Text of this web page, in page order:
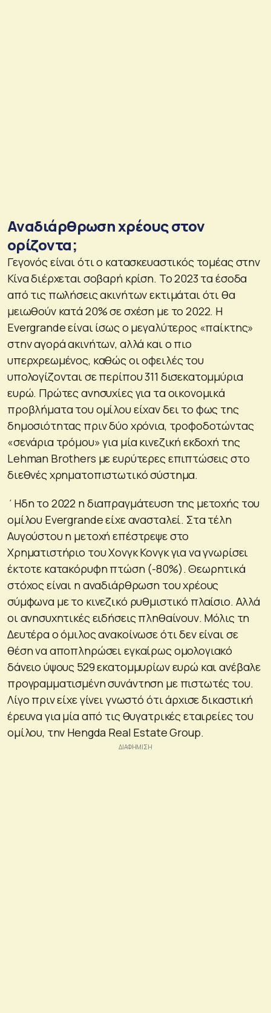
Αναδιάρθρωση χρέους στον
ορίζοντα;
Γεγονός είναι ότι ο κατασκευαστικός τομέας στην
Κίνα διέρχεται σοβαρή κρίση. Το 2023 τα έσοδα
από τις πωλήσεις ακινήτων εκτιμάται ότι θα
μειωθούν κατά 20% σε σχέση με το 2022. Η
Evergrande είναι ίσως ο μεγαλύτερος «παίκτης»
στην αγορά ακινήτων, αλλά και ο πιο
υπερχρεωμένος, καθώς οι οφειλές του
υπολογίζονται σε περίπου 311 δισεκατομμύρια
ευρώ. Πρώτες ανησυχίες για τα οικονομικά
προβλήματα του ομίλου είχαν δει το φως της
δημοσιότητας πριν δύο χρόνια, τροφοδοτώντας
«σενάρια τρόμου» για μία κινεζική εκδοχή της
Lehman Brothers με ευρύτερες επιπτώσεις στο
διεθνές χρηματοπιστωτικό σύστημα.
΄Ηδη το 2022 η διαπραγμάτευση της μετοχής του
ομίλου Evergrande είχε ανασταλεί. Στα τέλη
Αυγούστου η μετοχή επέστρεψε στο
Χρηματιστήριο του Χονγκ Κονγκ για να γνωρίσει
έκτοτε κατακόρυφη πτώση (-80%). Θεωρητικά
στόχος είναι η αναδιάρθρωση του χρέους
σύμφωνα με το κινεζικό ρυθμιστικό πλαίσιο. Αλλά
οι ανησυχητικές ειδήσεις πληθαίνουν. Μόλις τη
Δευτέρα ο όμιλος ανακοίνωσε ότι δεν είναι σε
θέση να αποπληρώσει εγκαίρως ομολογιακό
δάνειο ύψους 529 εκατομμυρίων ευρώ και ανέβαλε
προγραμματισμένη συνάντηση με πιστωτές του.
Λίγο πριν είχε γίνει γνωστό ότι άρχισε δικαστική
έρευνα για μία από τις θυγατρικές εταιρείες του
ομίλου, την Hengda Real Estate Group.